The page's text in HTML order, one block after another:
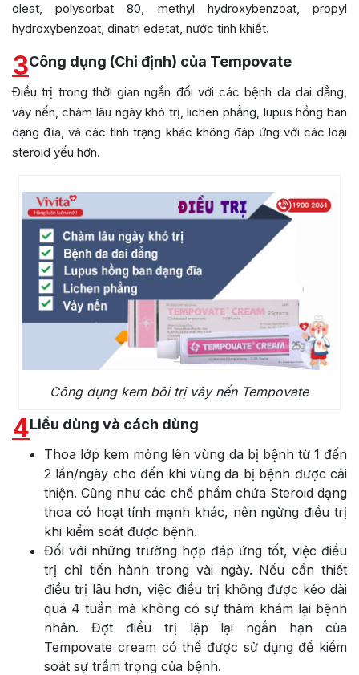
oleat, polysorbat 80, methyl hydroxybenzoat, propyl
hydroxybenzoat, dinatri edetat, nước tinh khiết.
3Công dụng (Chỉ định) của Tempovate
Điều trị trong thời gian ngắn đối với các bệnh da dai dẳng,
vảy nến, chàm lâu ngày khó trị, lichen phẳng, lupus hồng ban
dạng đĩa, và các tình trạng khác không đáp ứng với các loại
steroid yếu hơn.
Công dụng kem bôi trị vảy nến Tempovate
4Liều dùng và cách dùng
Thoa lớp kem mỏng lên vùng da bị bệnh từ 1 đến
2 lần/ngày cho đến khi vùng da bị bệnh được cải
thiện. Cũng như các chế phẩm chứa Steroid dạng
thoa có hoạt tính mạnh khác, nên ngừng điều trị
khi kiểm soát được bệnh.
Đối với những trường hợp đáp ứng tốt, việc điều
trị chỉ tiến hành trong vài ngày. Nếu cần thiết
điều trị lâu hơn, việc điều trị không được kéo dài
quá 4 tuần mà không có sự thăm khám lại bệnh
nhân. Đợt điều trị lặp lại ngắn hạn của
Tempovate cream có thể được sử dụng để kiểm
soát sự trầm trọng của bệnh.